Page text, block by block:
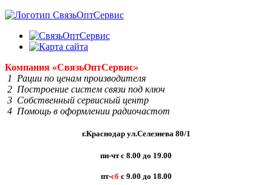
Компания «СвязьОптСервис»
1 Рации по ценам производителя
2 Построение систем связи под ключ
3 Собственный сервисный центр
4 Помощь в оформлении радиочастот
г.Краснодар ул.Селезнева 80/1
пн-чт с 8.00 до 19.00
пт-сб с 9.00 до 18.00